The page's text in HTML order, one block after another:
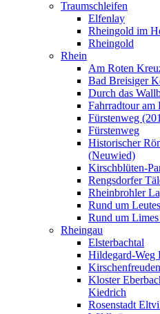
Traumschleifen
Elfenlay
Rheingold im
Rheingold
Rhein
Am Roten
Bad Breisiger
Durch das
Fahrradtour
Fürstenweg
Fürstenweg
Historischer
(Neuwied)
Kirschblüten-
Rengsdorfer
Rheinbrohler
Rund um
Rund um
Rheingau
Elsterbachtal
Hildegard-Weg
Kloster
Kiedrich
Rosenstadt